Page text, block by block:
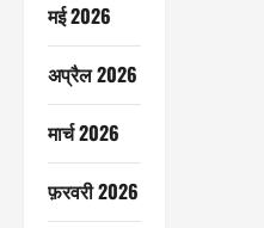
मई 2026
अप्रैल 2026
मार्च 2026
फ़रवरी 2026